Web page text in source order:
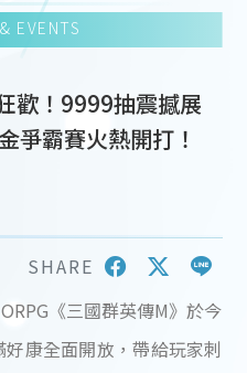
EVENTS
歡！9999抽震撼展
爭霸賽火熱開打！
SHARE
《三國群英傳M》於今
康全面開放，帶給玩家刺